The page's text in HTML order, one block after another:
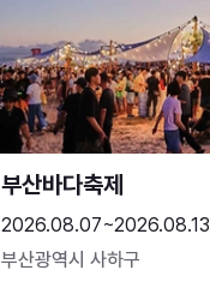
부산바다축제
2026.08.07~2026.08.13
부산광역시 사하구